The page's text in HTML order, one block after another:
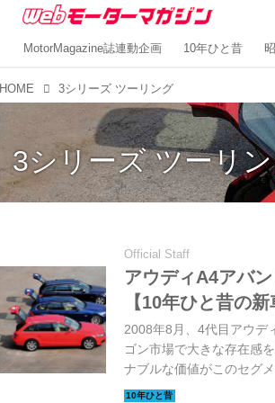
MotorMagazine誌連動企画 10年ひと昔
HOME 3シリーズ ツーリング
3シリーズ ツーリ
Official Staff
アウディA4アバ
【10年ひと昔の新
2008年8月、4代目アウデ
ゴン市場で大きな存在感
ナブルな価値がこのセグ
ンツ、BMWの3ブランド